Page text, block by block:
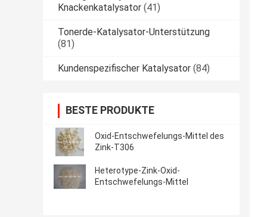
Knackenkatalysator (41)
Tonerde-Katalysator-Unterstützung
(81)
Kundenspezifischer Katalysator (84)
BESTE PRODUKTE
Oxid-Entschwefelungs-Mittel des
Zink-T306
Heterotype-Zink-Oxid-
Entschwefelungs-Mittel